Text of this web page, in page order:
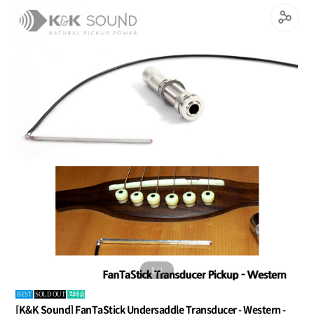
1/1
BEST SOLD OUT 퀵배송
[K&K Sound] FanTaStick Undersaddle Transducer - Western -